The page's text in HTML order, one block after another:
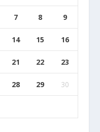
7 8 9
14 15 16
21 22 23
28 29 30